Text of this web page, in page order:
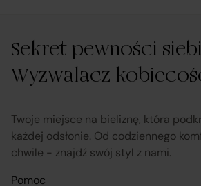
Sekret pewności
Wyzwalacz
Twoje miejsce na bieliznę, która
każdej odsłonie. Od codziennego
chwile - znajdź swój styl z nami.
Pomoc
obsługuje odstąpienie od umowy
przekazuje informacje na temat
umowy sprzedaży;
koordynuje proces odstąpienia od